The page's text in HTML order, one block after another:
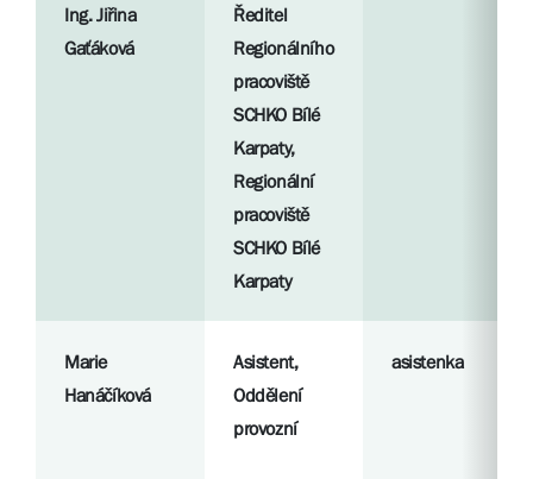
Ing. Jiřina
Gaťáková
Ředitel
Regionálního
pracoviště
SCHKO Bílé
Karpaty,
Regionální
pracoviště
SCHKO Bílé
Karpaty
Marie
Hanáčíková
Asistent,
Oddělení
provozní
asistenka